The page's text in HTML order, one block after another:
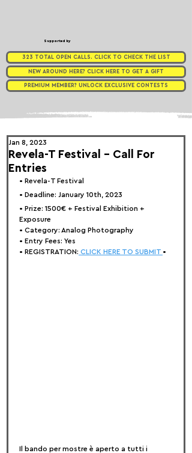
Supported by
323 TOTAL OPEN CALLS. CLICK TO CHECK THE LIST
NEW AROUND HERE? CLICK HERE TO GET A GIFT
PREMIUM MEMBER? UNLOCK EXCLUSIVE CONTESTS
Revela-T Festival - Call For
Entries
Jan 8, 2023
• Revela-T Festival
• Deadline: January 10th, 2023⁠
• Prize: 1500€ + Festival Exhibition +
Exposure
• Category: Analog Photography
• Entry Fees: Yes
• REGISTRATION: CLICK HERE TO SUBMIT •
Il bando per mostre è aperto a tutti i